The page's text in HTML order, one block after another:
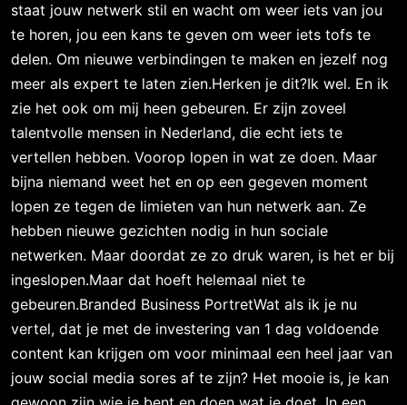
staat jouw netwerk stil en wacht om weer iets van jou
te horen, jou een kans te geven om weer iets tofs te
delen. Om nieuwe verbindingen te maken en jezelf nog
meer als expert te laten zien.Herken je dit?Ik wel. En ik
zie het ook om mij heen gebeuren. Er zijn zoveel
talentvolle mensen in Nederland, die echt iets te
vertellen hebben. Voorop lopen in wat ze doen. Maar
bijna niemand weet het en op een gegeven moment
lopen ze tegen de limieten van hun netwerk aan. Ze
hebben nieuwe gezichten nodig in hun sociale
netwerken. Maar doordat ze zo druk waren, is het er bij
ingeslopen.Maar dat hoeft helemaal niet te
gebeuren.Branded Business PortretWat als ik je nu
vertel, dat je met de investering van 1 dag voldoende
content kan krijgen om voor minimaal een heel jaar van
jouw social media sores af te zijn? Het mooie is, je kan